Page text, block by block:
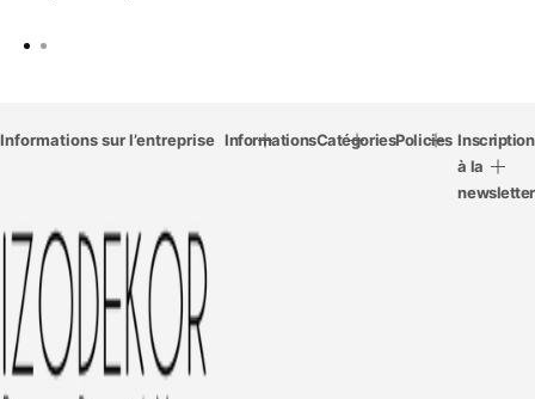
Informations sur l’entreprise InformationsCatégoriesPolicies Inscription
à la
newsletter